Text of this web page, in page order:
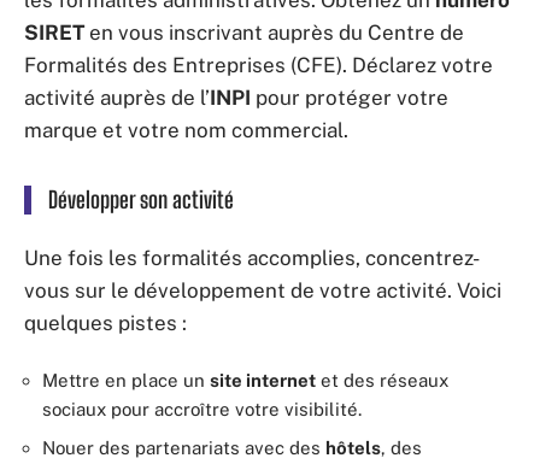
SIRETen vous inscrivant auprès du Centre de
Formalités des Entreprises (CFE). Déclarez votre
activité auprès de l’INPI pour protéger votre
marque et votre nom commercial.
Développer son activité
Une fois les formalités accomplies, concentrez-
vous sur le développement de votre activité. Voici
quelques pistes :
Mettre en place un site internet et des réseaux
sociaux pour accroître votre visibilité.
Nouer des partenariats avec des hôtels, des